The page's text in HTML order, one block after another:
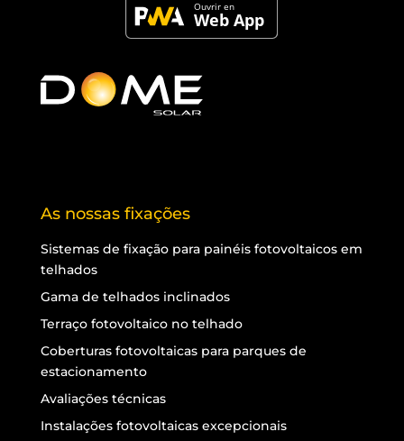
As nossas fixações
Sistemas de fixação para painéis fotovoltaicos em
telhados
Gama de telhados inclinados
Terraço fotovoltaico no telhado
Coberturas fotovoltaicas para parques de
estacionamento
Avaliações técnicas
Instalações fotovoltaicas excepcionais